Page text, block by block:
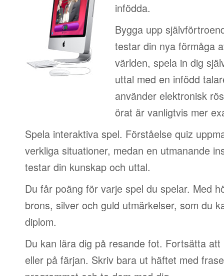
infödda.
Bygga upp
testar din nya förmåga
världen, spela in dig
uttal med en infödd
använder elektronisk
örat är vanligtvis mer
Spela interaktiva spel. Förståelse quiz
verkliga situationer, medan en utmanande
testar din kunskap och uttal.
Du får poäng för varje spel du spelar. Med
brons, silver och guld utmärkelser, som du
diplom.
Du kan lära dig på resande fot. Fortsätta
eller på färjan. Skriv bara ut häftet med